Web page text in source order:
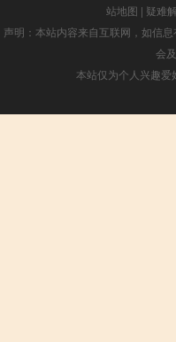
站地图 | 疑难
声明：本站内容来自互联网，如信
会
本站仅为个人兴趣爱